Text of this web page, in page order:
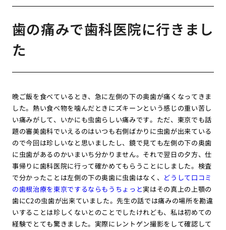
歯の痛みで歯科医院に行きまし
た
晩ご飯を食べているとき、急に左側の下の奥歯が痛くなってきま
した。熱い食べ物を噛んだときにズキーンという感じの重い苦し
い痛みがして、いかにも虫歯らしい痛みです。ただ、東京でも話
題の審美歯科でいえるのはいつも右側ばかりに虫歯が出来ている
ので今回は珍しいなと思いましたし、鏡で見ても左側の下の奥歯
に虫歯があるのかいまいち分かりません。それで翌日の夕方、仕
事帰りに歯科医院に行って確かめてもらうことにしました。検査
で分かったことは左側の下の奥歯に虫歯はなく、 どうして口コミ
の歯根治療を東京でするならもうちょっと実はその真上の上顎の
歯にC2の虫歯が出来ていました。先生の話では痛みの場所を勘違
いすることは珍しくないとのことでしたけれども、私は初めての
経験でとても驚きました。実際にレントゲン撮影をして確認して